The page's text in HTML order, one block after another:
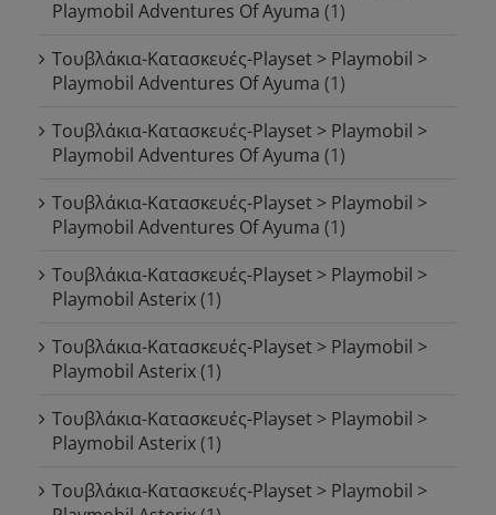
Playmobil Adventures Of Ayuma (1)
Τουβλάκια-Κατασκευές-Playset > Playmobil >
Playmobil Adventures Of Ayuma (1)
Τουβλάκια-Κατασκευές-Playset > Playmobil >
Playmobil Adventures Of Ayuma (1)
Τουβλάκια-Κατασκευές-Playset > Playmobil >
Playmobil Adventures Of Ayuma (1)
Τουβλάκια-Κατασκευές-Playset > Playmobil >
Playmobil Asterix(1)
Τουβλάκια-Κατασκευές-Playset > Playmobil >
Playmobil Asterix(1)
Τουβλάκια-Κατασκευές-Playset > Playmobil >
Playmobil Asterix(1)
Τουβλάκια-Κατασκευές-Playset > Playmobil >